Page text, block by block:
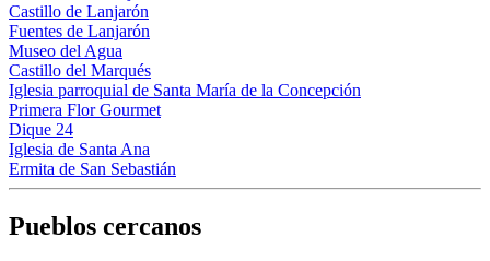
Castillo de Lanjarón
Fuentes de Lanjarón
Museo del Agua
Castillo del Marqués
Iglesia parroquial de Santa María de la Concepción
Primera Flor Gourmet
Dique 24
Iglesia de Santa Ana
Ermita de San Sebastián
Pueblos cercanos